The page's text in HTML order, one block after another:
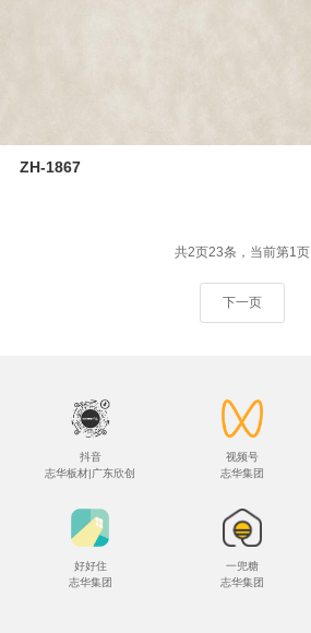
ZH-1867
共2页23条，当前第1页
下一页
抖音
志华板材|广东欣创
视频号
志华集团
好好住
志华集团
一兜糖
志华集团